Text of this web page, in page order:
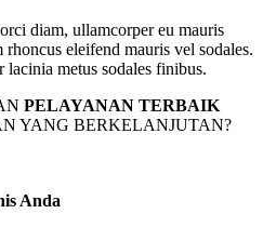
diam, ullamcorper eu mauris
eleifend mauris vel sodales.
metus sodales finibus.
PELAYANAN TERBAIK
YANG BERKELANJUTAN?
Anda